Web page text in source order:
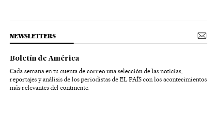
NEWSLETTERS
Boletín de América
Cada semana en tu cuenta de correo una selección de las noticias,
reportajes y análisis de los periodistas de EL PAÍS con los acontecimientos
más relevantes del continente.